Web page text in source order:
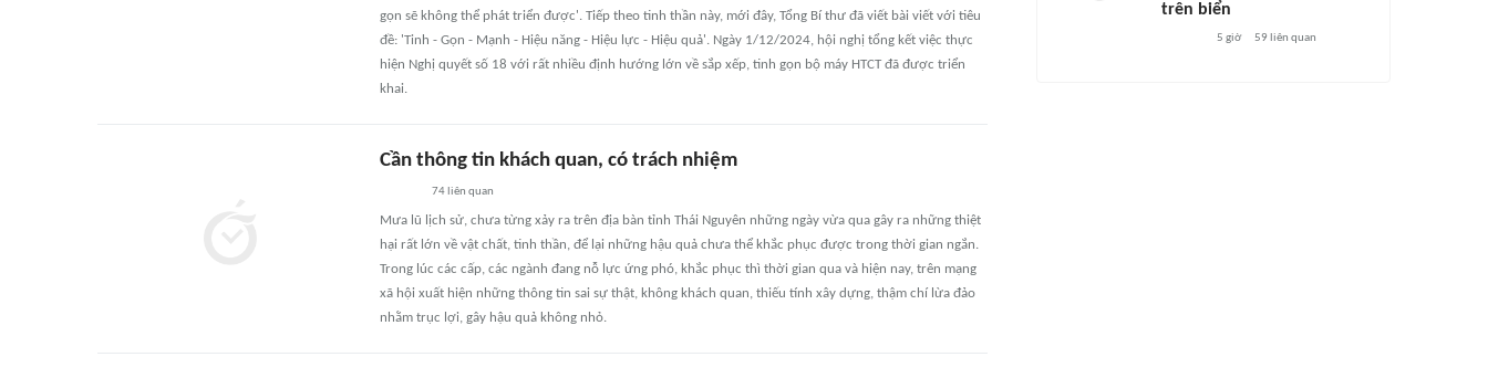
gọn sẽ không thể phát triển được'. Tiếp theo tinh thần này, mới đây, Tổng Bí thư đã viết bài viết với tiêu
đề: 'Tinh - Gọn - Mạnh - Hiệu năng - Hiệu lực - Hiệu quả'. Ngày 1/12/2024, hội nghị tổng kết việc thực
hiện Nghị quyết số 18 với rất nhiều định hướng lớn về sắp xếp, tinh gọn bộ máy HTCT đã được triển
khai.
Cần thông tin khách quan, có trách nhiệm
74 liên quan
Mưa lũ lịch sử, chưa từng xảy ra trên địa bàn tỉnh Thái Nguyên những ngày vừa qua gây ra những thiệt
hại rất lớn về vật chất, tinh thần, để lại những hậu quả chưa thể khắc phục được trong thời gian ngắn.
Trong lúc các cấp, các ngành đang nỗ lực ứng phó, khắc phục thì thời gian qua và hiện nay, trên mạng
xã hội xuất hiện những thông tin sai sự thật, không khách quan, thiếu tính xây dựng, thậm chí lừa đảo
nhằm trục lợi, gây hậu quả không nhỏ.
trên biển
5 giờ 59 liên quan